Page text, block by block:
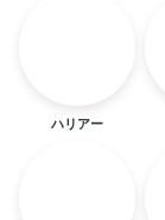
ハリアー